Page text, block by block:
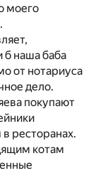
моего
б наша баба
от нотариуса
дело.
покупают
ресторанах.
котам